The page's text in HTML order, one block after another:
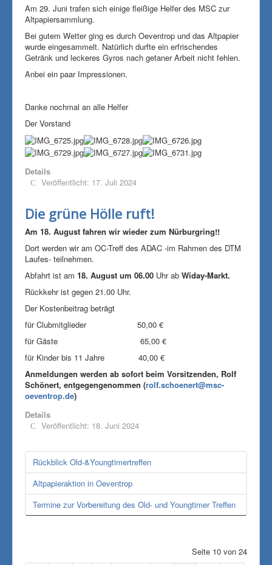
Am 29. Juni trafen sich einige fleißige Helfer des MSC zur
Altpapiersammlung.
Bei gutem Wetter ging es durch Oeventrop und das Altpapier
wurde eingesammelt. Natürlich durfte ein erfrischendes
Getränk und leckeres Gyros nach getaner Arbeit nicht fehlen.
Anbei ein paar Impressionen.
Danke nochmal an alle Helfer
Der Vorstand
Details
Veröffentlicht: 17. Juli 2024
Die grüne Hölle ruft!
Am 18. August fahren wir wieder zum Nürburgring!!
Dort werden wir am OC-Treff des ADAC -im Rahmen des DTM
Laufes- teilnehmen.
Abfahrt ist am 18. August um 06.00 Uhr ab Widay-Markt.
Rückkehr ist gegen 21.00 Uhr.
Der Kostenbeitrag beträgt
für Clubmitglieder 50,00 €
für Gäste 65,00 €
für Kinder bis 11 Jahre 40,00 €
Anmeldungen werden ab sofort beim Vorsitzenden, Rolf
Schönert, entgegengenommen (rolf.schoenert@msc-
oeventrop.de)
Details
Veröffentlicht: 18. Juni 2024
Rückblick Old-&Youngtimertreffen
Altpapieraktion in Oeventrop
Termine zur Vorbereitung des Old- und Youngtimer Treffen
Seite 10 von 24